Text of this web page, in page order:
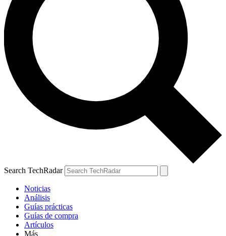
Search TechRadar
Noticias
Análisis
Guías prácticas
Guías de compra
Artículos
Más